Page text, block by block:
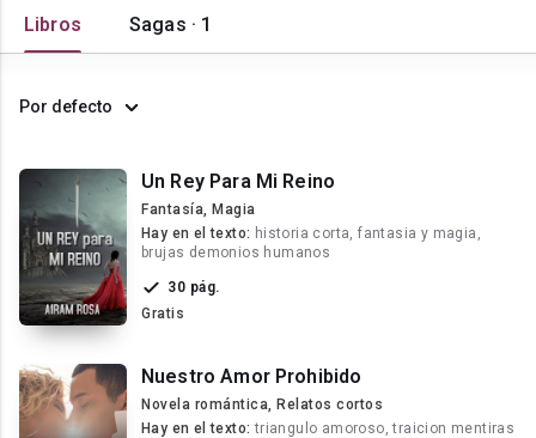
Libros Sagas · 1
Por defecto
Un Rey Para Mi Reino
Fantasía, Magia
Hay en el texto: historia corta, fantasia y magia,
brujas demonios humanos
30 pág.
Gratis
Nuestro Amor Prohibido
Novela romántica, Relatos cortos
Hay en el texto:triangulo amoroso, traicion mentiras